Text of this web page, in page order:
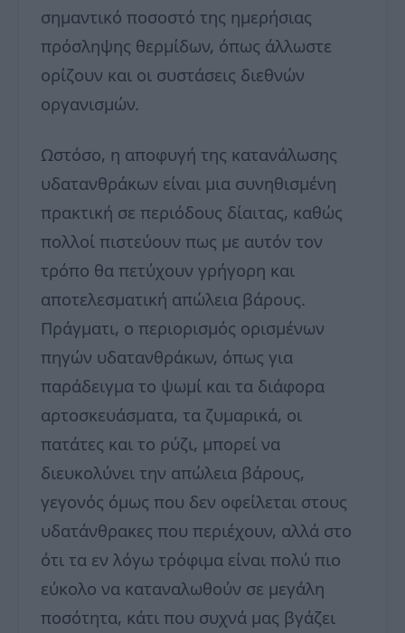
σημαντικό ποσοστό της ημερήσιας
πρόσληψης θερμίδων, όπως άλλωστε
ορίζουν και οι συστάσεις διεθνών
οργανισμών.
Ωστόσο, η αποφυγή της κατανάλωσης
υδατανθράκων είναι μια συνηθισμένη
πρακτική σε περιόδους δίαιτας, καθώς
πολλοί πιστεύουν πως με αυτόν τον
τρόπο θα πετύχουν γρήγορη και
αποτελεσματική απώλεια βάρους.
Πράγματι, ο περιορισμός ορισμένων
πηγών υδατανθράκων, όπως για
παράδειγμα το ψωμί και τα διάφορα
αρτοσκευάσματα, τα ζυμαρικά, οι
πατάτες και το ρύζι, μπορεί να
διευκολύνει την απώλεια βάρους,
γεγονός όμως που δεν οφείλεται στους
υδατάνθρακες που περιέχουν, αλλά στο
ότι τα εν λόγω τρόφιμα είναι πολύ πιο
εύκολο να καταναλωθούν σε μεγάλη
ποσότητα, κάτι που συχνά μας βγάζει